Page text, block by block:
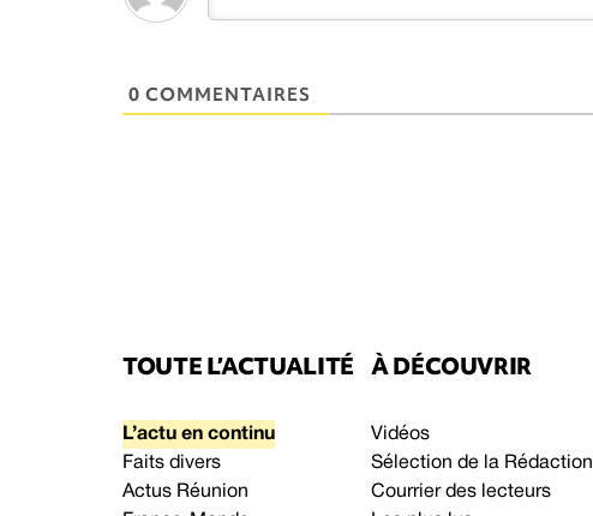
0 COMMENTAIRES
TOUTE L’ACTUALITÉ
L’actu en continu
Faits divers
Actus Réunion
À DÉCOUVRIR
Vidéos
Sélection de la Rédaction
Courrier des lecteurs